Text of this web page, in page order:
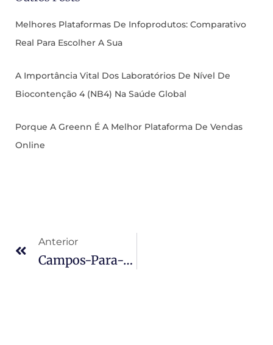
Melhores Plataformas De Infoprodutos: Comparativo
Real Para Escolher A Sua
A Importância Vital Dos Laboratórios De Nível De
Biocontenção 4 (NB4) Na Saúde Global
Porque A Greenn É A Melhor Plataforma De Vendas
Online
Anterior
Campos-Para-Preencher-Palavras-Chaves-440×440